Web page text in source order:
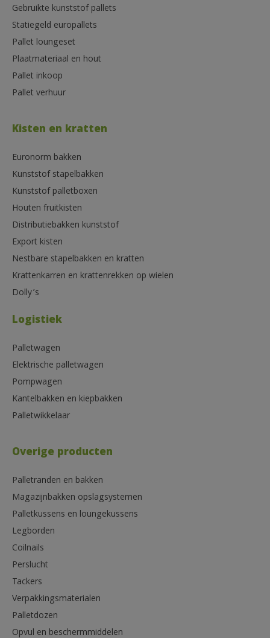
Gebruikte kunststof pallets
Statiegeld europallets
Pallet loungeset
Plaatmateriaal en hout
Pallet inkoop
Pallet verhuur
Kisten en kratten
Euronorm bakken
Kunststof stapelbakken
Kunststof palletboxen
Houten fruitkisten
Distributiebakken kunststof
Export kisten
Nestbare stapelbakken en kratten
Krattenkarren en krattenrekken op wielen
Dolly’s
Logistiek
Palletwagen
Elektrische palletwagen
Pompwagen
Kantelbakken en kiepbakken
Palletwikkelaar
Overige producten
Palletranden en bakken
Magazijnbakken opslagsystemen
Palletkussens en loungekussens
Legborden
Coilnails
Perslucht
Tackers
Verpakkingsmaterialen
Palletdozen
Opvul en beschermmiddelen